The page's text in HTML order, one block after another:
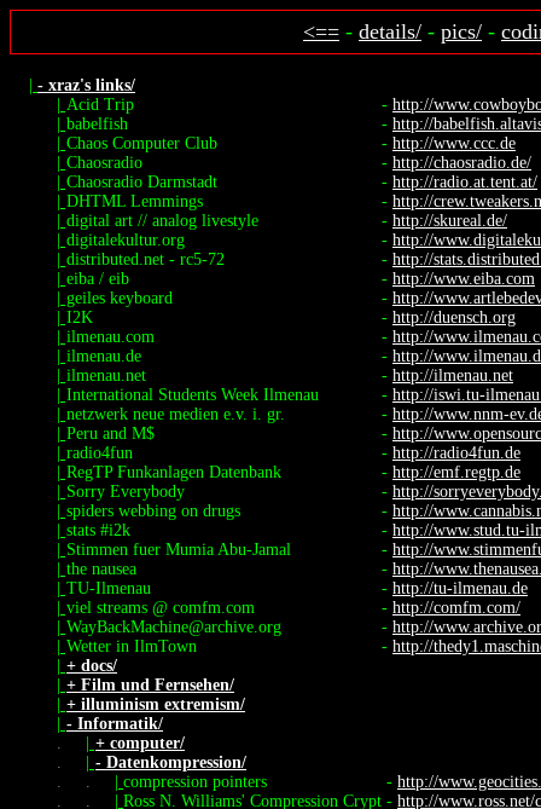
<== - details/ - pics/ -
- xraz's links/
Acid Trip - http://
babelfish - http://
Chaos Computer Club - http://www.ccc.de
Chaosradio - http://chaosradio.de/
Chaosradio Darmstadt - http://radio.at.tent.at/
DHTML Lemmings - http://
digital art // analog livestyle - http://skureal.de/
digitalekultur.org - http://
distributed.net - rc5-72 - http://
eiba / eib - http://www.eiba.com
geiles keyboard - http://
I2K - http://duensch.org
ilmenau.com - http://
ilmenau.de - http://
ilmenau.net - http://ilmenau.net
International Students Week Ilmenau - http://iswi.tu-
netzwerk neue medien e.v. i. gr. - http://www.nnm-
Peru and M$ - http://
radio4fun - http://radio4fun.de
RegTP Funkanlagen Datenbank - http://emf.regtp.de
Sorry Everybody - http://
spiders webbing on drugs - http://
stats #i2k - http://www.stud.tu-
Stimmen fuer Mumia Abu-Jamal - http://
the nausea - http://
TU-Ilmenau - http://tu-ilmenau.de
viel streams @ comfm.com - http://comfm.com/
WayBackMachine@archive.org - http://
Wetter in IlmTown - http://
+ docs/
+ Film und Fernsehen/
+ illuminism extremism/
- Informatik/
.
.
.
.
+ computer/
- Datenkompression/
.
.
compression pointers - http://
Ross N. Williams' Compression Crypt - http://www.ross.net/